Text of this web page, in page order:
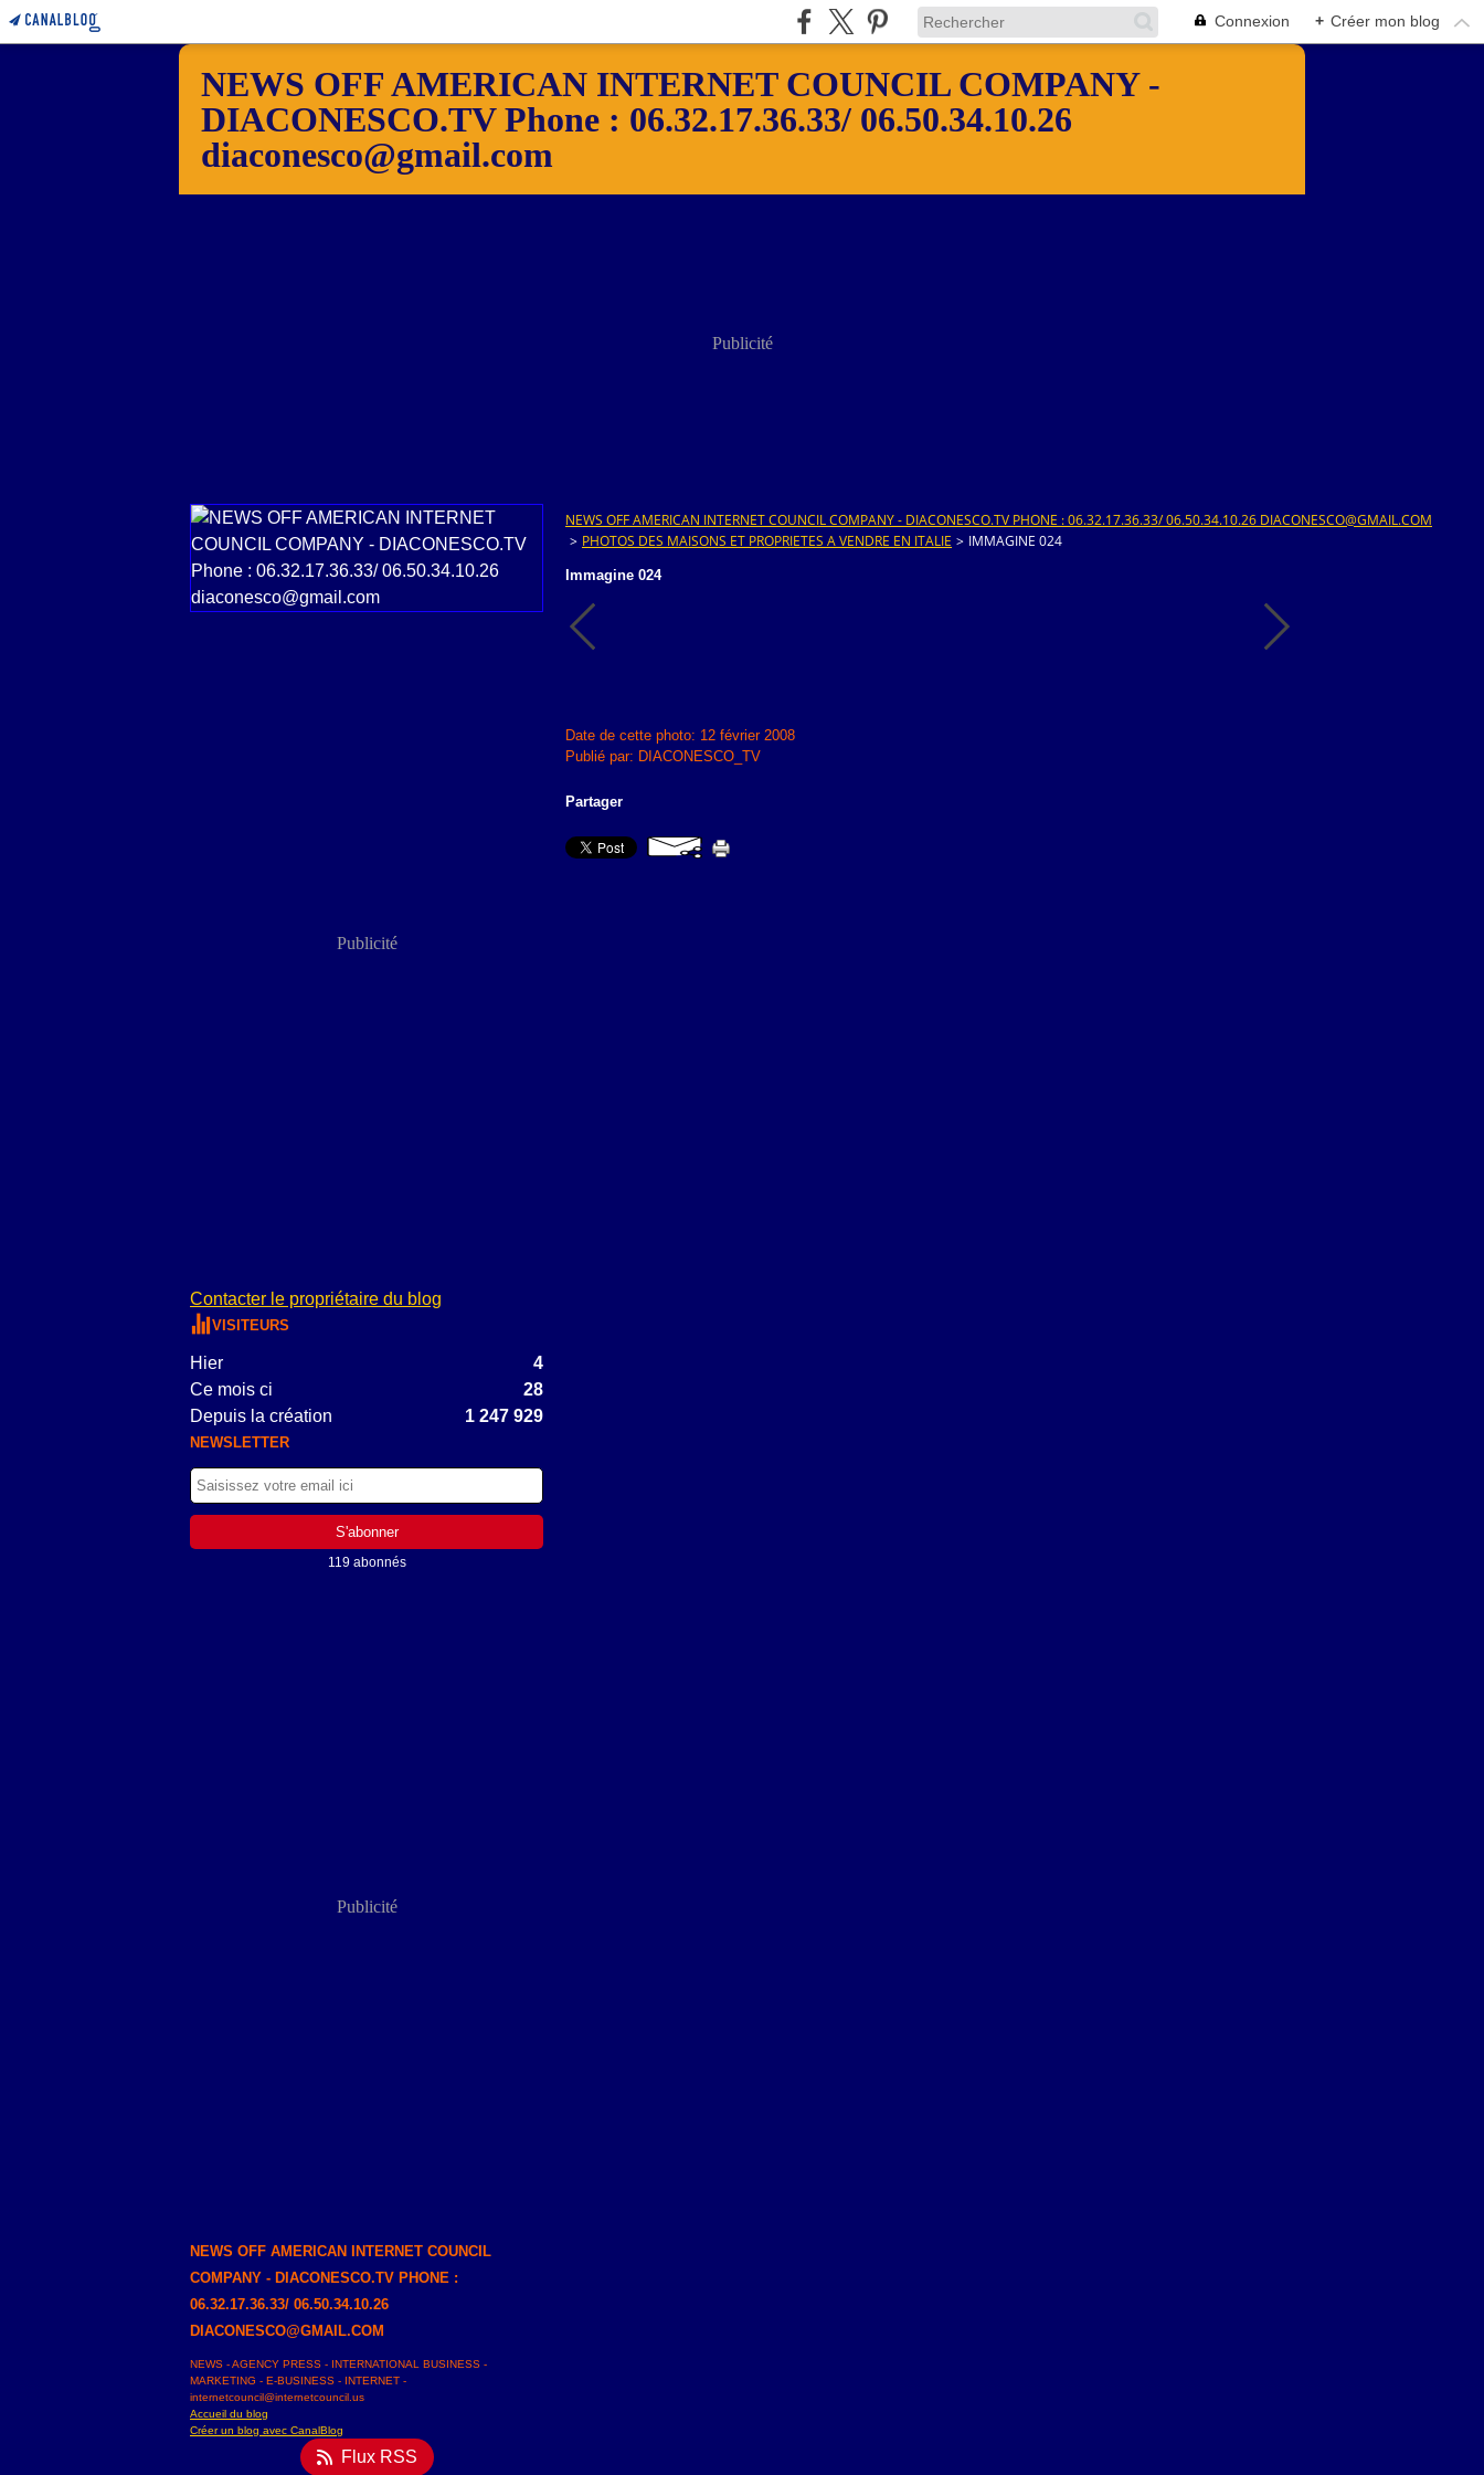
Connexion + Créer mon blog
NEWS OFF AMERICAN INTERNET COUNCIL COMPANY -
DIACONESCO.TV Phone : 06.32.17.36.33/ 06.50.34.10.26
diaconesco@gmail.com
Publicité
Publicité
Contacter le propriétaire du blog
VISITEURS
Hier
4
Ce mois ci
28
Depuis la création
1 247 929
NEWSLETTER
119 abonnés
Publicité
NEWS OFF AMERICAN INTERNET COUNCIL
COMPANY - DIACONESCO.TV PHONE :
06.32.17.36.33/ 06.50.34.10.26
DIACONESCO@GMAIL.COM
NEWS - AGENCY PRESS - INTERNATIONAL BUSINESS -
MARKETING - E-BUSINESS - INTERNET -
internetcouncil@internetcouncil.us
Accueil du blog
Créer un blog avec CanalBlog
Flux RSS
NEWS OFF AMERICAN INTERNET COUNCIL COMPANY - DIACONESCO.TV PHONE : 06.32.17.36.33/ 06.50.34.10.26 DIACONESCO@GMAIL.COM
> PHOTOS DES MAISONS ET PROPRIETES A VENDRE EN ITALIE > IMMAGINE 024
Immagine 024
Date de cette photo: 12 février 2008
Publié par: DIACONESCO_TV
Partager